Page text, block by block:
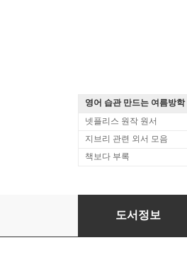
영어 습관 만드는 여름방학
넷플리스 원작 원서
지브리 관련 외서 모음
책보다 부록
White Book
도서정보